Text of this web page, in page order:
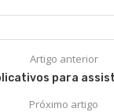
Artigo anterior
para
Próximo artigo